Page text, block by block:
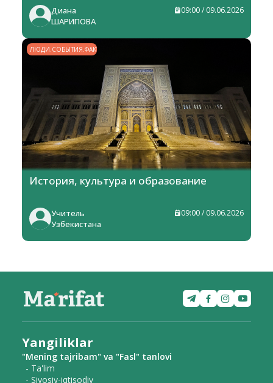
Диана
ШАРИПОВА
09:00 / 09.06.2026
ЛЮДИ.СОБЫТИЯ.ФАКТЫ
История, культура и образование
Учитель
Узбекистана
09:00 / 09.06.2026
Yangiliklar
"Mening tajribam" va "Fasl" tanlovi
- Ta'lim
- Siyosiy-iqtisodiy